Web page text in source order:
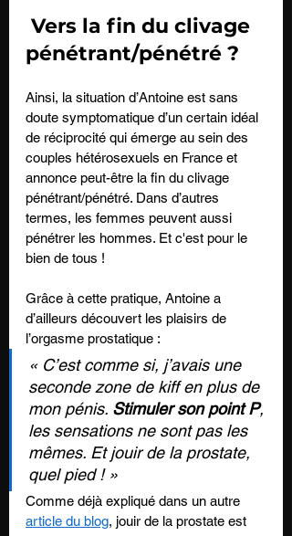
pénétrant/pénétré ?
Ainsi, la situation d’Antoine est sans
doute symptomatique d’un certain idéal
de réciprocité qui émerge au sein des
couples hétérosexuels en France et
annonce peut-être la fin du clivage
pénétrant/pénétré. Dans d’autres
termes, les femmes peuvent aussi
pénétrer les hommes. Et c'est pour le
bien de tous !
Grâce à cette pratique, Antoine a
d’ailleurs découvert les plaisirs de
l’orgasme prostatique :
« C’est comme si, j’avais une
seconde zone de kiff en plus de
mon pénis. Stimuler son point P,
les sensations ne sont pas les
mêmes. Et jouir de la prostate,
quel pied ! »
Comme déjà expliqué dans un autre
article du blog, jouir de la prostate est